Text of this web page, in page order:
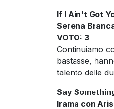
If I Ain't Got
Serena
VOTO: 3
Continuiamo
bastasse,
talento delle
Say
Irama con